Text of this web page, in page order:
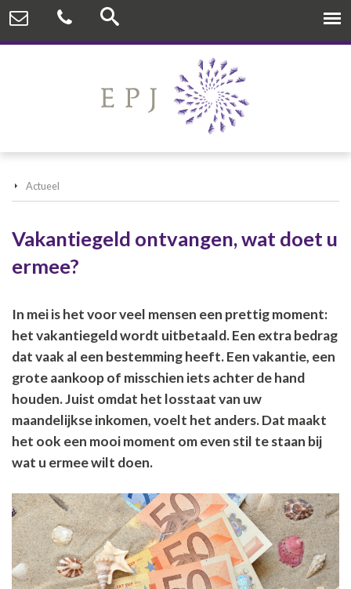
Actueel
Vakantiegeld ontvangen, wat doet u
ermee?
In mei is het voor veel mensen een prettig moment:
het vakantiegeld wordt uitbetaald. Een extra bedrag
dat vaak al een bestemming heeft. Een vakantie, een
grote aankoop of misschien iets achter de hand
houden. Juist omdat het losstaat van uw
maandelijkse inkomen, voelt het anders. Dat maakt
het ook een mooi moment om even stil te staan bij
wat u ermee wilt doen.